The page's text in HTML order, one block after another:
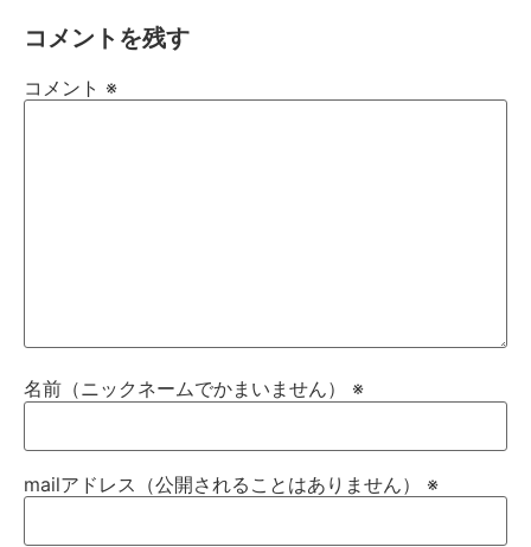
コメントを残す
コメント ※
名前（ニックネームでかまいません） ※
mailアドレス（公開されることはありません） ※